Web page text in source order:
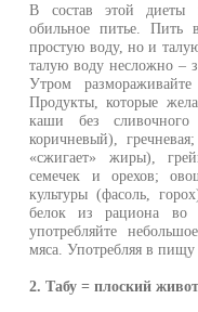
В состав этой диеты
обильное питье. Пить
простую воду, но и
талую воду несложно –
Утром
Продукты, которые
каши без
коричневый),
«сжигает» жиры),
семечек и орехов;
культуры (фасоль,
белок из рациона во
употребляйте
мяса. Употребляя в
2. Табу = плоский живот